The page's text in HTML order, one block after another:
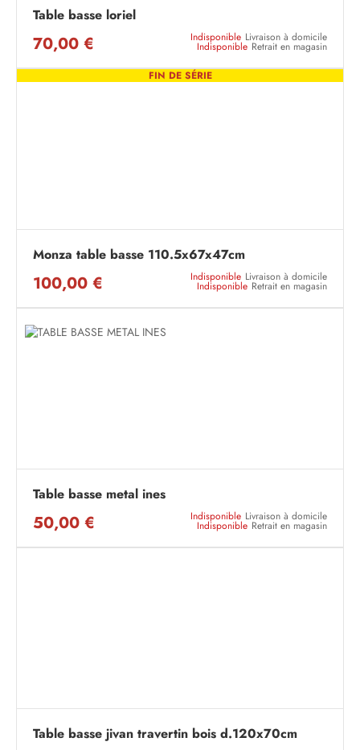
Table basse loriel
70,00 € Indisponible Livraison à domicile
Indisponible Retrait en magasin
FIN DE SÉRIE
Monza table basse 110.5x67x47cm
100,00 € Indisponible Livraison à domicile
Indisponible Retrait en magasin
Table basse metal ines
50,00 € Indisponible Livraison à domicile
Indisponible Retrait en magasin
Table basse jivan travertin bois d.120x70cm